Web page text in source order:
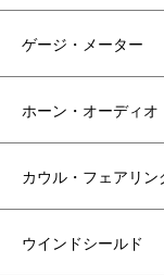
ゲージ・メーター
ホーン・オーディオ
カウル・フェアリン
ウインドシールド